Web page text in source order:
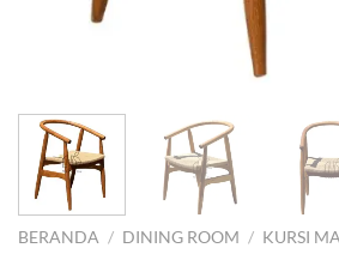
BERANDA / DINING ROOM / KURSI